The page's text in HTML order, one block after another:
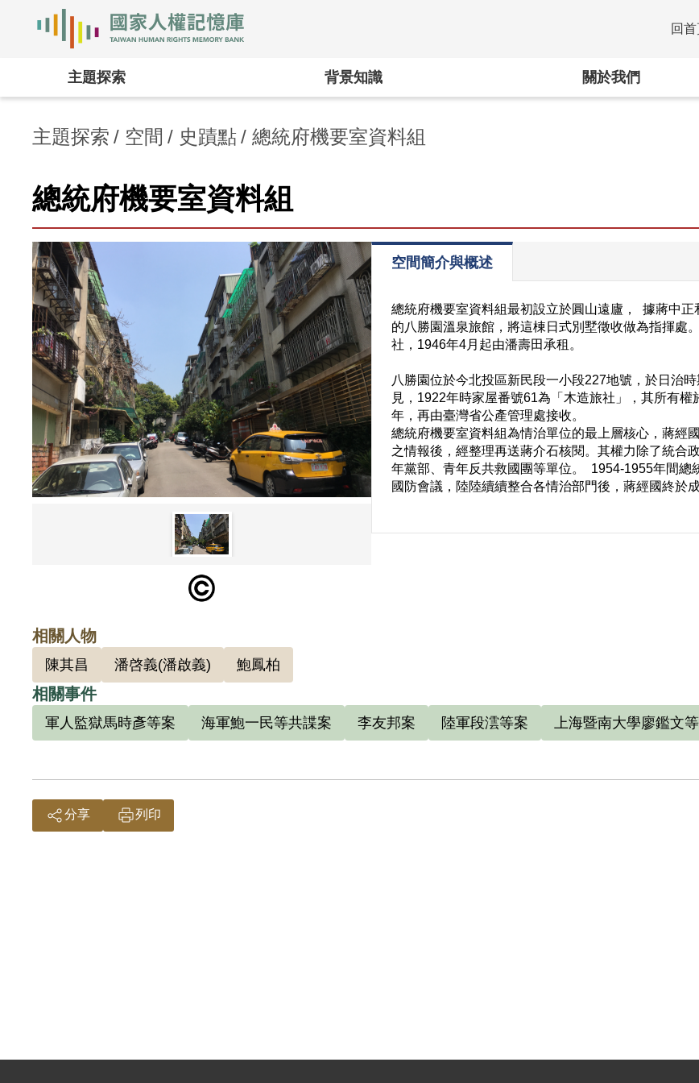
:::
回
主題探索 背景知識 關於我們
主題探索 空間 史蹟點 總統府機要室資料組
總統府機要室資料組
空間簡介與概述
總統府機要室資料組最初設立於圓山遠廬， 據蔣中
的八勝園溫泉旅館，將這棟日式別墅徵收做為指揮處
社，1946年4月起由潘壽田承租。
八勝園位於今北投區新民段一小段227地號，於日治
見，1922年時家屋番號61為「木造旅社」，其所有
年，再由臺灣省公產管理處接收。
總統府機要室資料組為情治單位的最上層核心，蔣經
之情報後，經整理再送蔣介石核閱。其權力除了統合
年黨部、青年反共救國團等單位。 1954-1955年間
國防會議，陸陸續續整合各情治部門後，蔣經國終於
相關人物
陳其昌 潘啓義(潘啟義) 鮑鳳柏
相關事件
軍人監獄馬時彥等案 海軍鮑一民等共諜案 李友邦案 陸軍段澐等案 上海暨南大學廖鑑文
分享 列印